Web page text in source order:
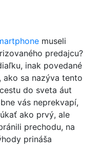
museli
predajcu?
inak povedané
sa nazýva tento
do sveta áut
vás neprekvapí,
ako prvý, ale
prechodu, na
prináša